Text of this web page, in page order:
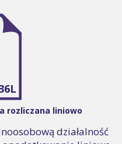
rozliczana liniowo
działalność